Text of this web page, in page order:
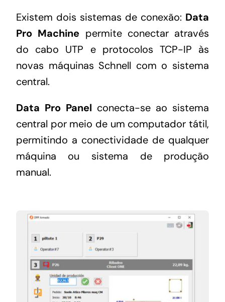
Existem dois sistemas de conexão: Data
Pro Machine permite conectar através
do cabo UTP e protocolos TCP-IP às
novas máquinas Schnell com o sistema
central.
Data Pro Panel conecta-se ao sistema
central por meio de um computador tátil,
permitindo a conectividade de qualquer
máquina ou sistema de produção
manual.